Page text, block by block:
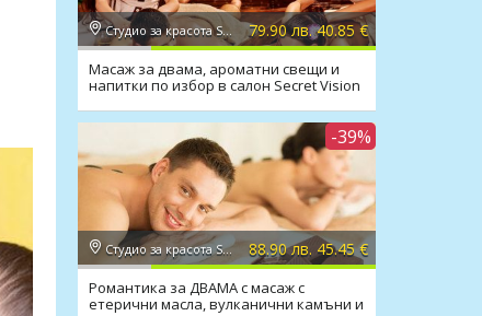
Студио за красота Secret Vision 79.90 лв. 40.85 €
Масаж за двама, ароматни свещи и
напитки по избор в салон Secret Vision
-39%
Студио за красота Secret Vision 88.90 лв. 45.45 €
Романтика за ДВАМА с масаж с
етерични масла, вулканични камъни и